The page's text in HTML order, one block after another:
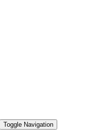
Toggle Navigation